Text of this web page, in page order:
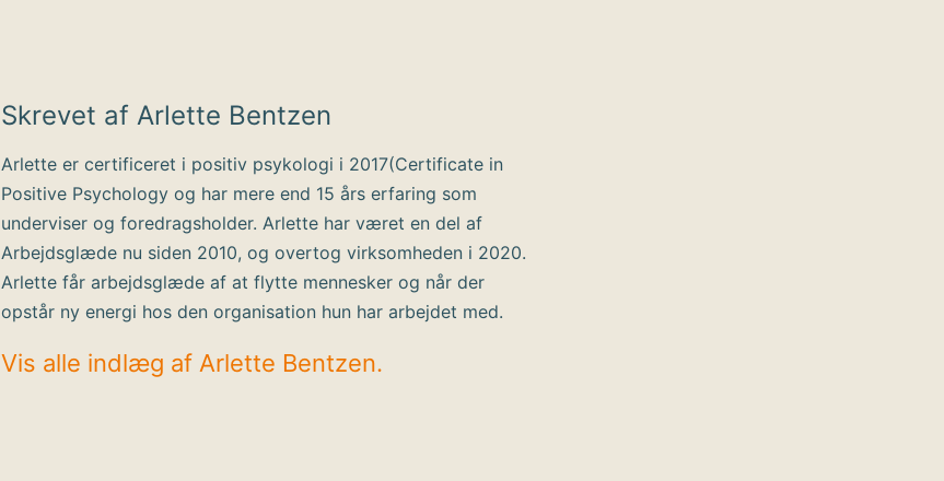
Skrevet af Arlette Bentzen
Arlette er certificeret i positiv psykologi i 2017(Certificate in
Positive Psychology og har mere end 15 års erfaring som
underviser og foredragsholder. Arlette har været en del af
Arbejdsglæde nu siden 2010, og overtog virksomheden i 2020.
Arlette får arbejdsglæde af at flytte mennesker og når der
opstår ny energi hos den organisation hun har arbejdet med.
Vis alle indlæg af Arlette Bentzen.